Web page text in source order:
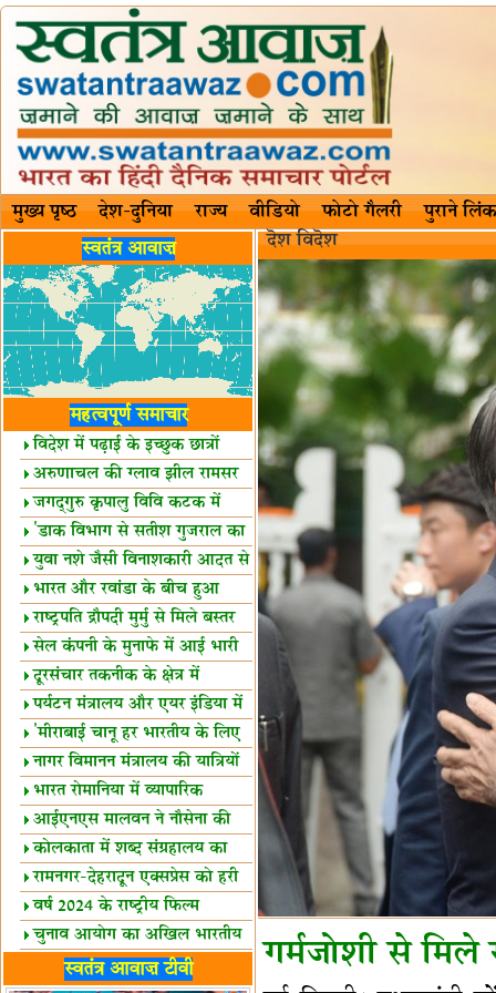
मुख्य पृष्ठ देश-दुनिया राज्य वीडियो फोटो गैलरी पुराने लिंक
स्वतंत्र आवाज़
महत्वपूर्ण समाचार
विदेश में पढ़ाई के इच्छुक छात्रों
केलिए खुशखबरी!
अरुणाचल की ग्लाव झील रामसर
स्थल घोषित
जगद्गुरु कृपालु विवि कटक में
शैक्षिक सत्र शुरू
'डाक विभाग से सतीश गुजराल का
रिश्ता गहरा'
युवा नशे जैसी विनाशकारी आदत से
दूर रहें-मोदी
भारत और रवांडा के बीच हुआ
व्यापार विस्तार
राष्ट्रपति द्रौपदी मुर्मु से मिले बस्तर
के प्रतिनिधि
सेल कंपनी के मुनाफे में आई भारी
उछाल!
दूरसंचार तकनीक के क्षेत्र में
उत्कृष्टता पुरस्कार
पर्यटन मंत्रालय और एयर इंडिया में
समझौता
'मीराबाई चानू हर भारतीय के लिए
प्रेरणा'
नागर विमानन मंत्रालय की यात्रियों
को सलाह
भारत रोमानिया में व्यापारिक
साझेदारियां
आईएनएस मालवन ने नौसेना की
ताकत बढ़ाई
कोलकाता में शब्द संग्रहालय का
उद्घाटन
रामनगर-देहरादून एक्सप्रेस को हरी
झंडीवर्ष 2024 के राष्ट्रीय फिल्म
पुरस्कारों की घोषणा
चुनाव आयोग का अखिल भारतीय
मीडिया सम्मेलन
भारत में केवड़े का अस्तित्‍व 24
स्वतंत्र आवाज़ टीवी
दॆश‍ विदॆश‌
गर्मजोशी से मिले